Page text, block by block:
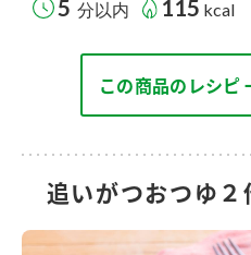
5 分以内 115 kcal
この商品のレシピ
追いがつおつゆ